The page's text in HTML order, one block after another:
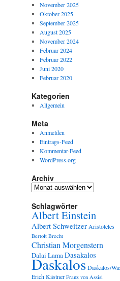
November 2025
Oktober 2025
September 2025
August 2025
November 2024
Februar 2024
Februar 2022
Juni 2020
Februar 2020
Kategorien
Allgemein
Meta
Anmelden
Eintrags-Feed
Kommentar-Feed
WordPress.org
Archiv
Archiv
Schlagwörter
Albert Einstein
Albert Schweitzer Aristoteles
Bertolt Brecht
Christian Morgenstern
Dalai LamaDasakalos
DaskalosDaskalos/
Erich Kästner Franz von Assisi